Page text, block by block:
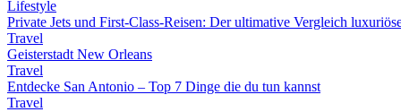
Lifestyle
Private Jets und First-Class-Reisen: Der ultimative Vergleich
Travel
Geisterstadt New Orleans
Travel
Entdecke San Antonio – Top 7 Dinge die du tun kannst
Travel